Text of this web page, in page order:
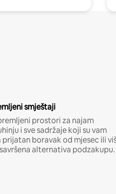
smještaji
prostori za najam
i sve sadržaje koji su vam
boravak od mjesec ili
alternativa podzakupu.